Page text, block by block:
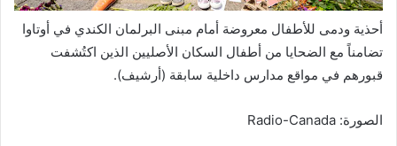
أحذية ودمى للأطفال معروضة أمام مبنى البرلمان الكندي في أوتاوا
تضامناً مع الضحايا من أطفال السكان الأصليين الذين اكتُشفت
قبورهم في مواقع مدارس داخلية سابقة (أرشيف).
الصورة: Radio-Canada